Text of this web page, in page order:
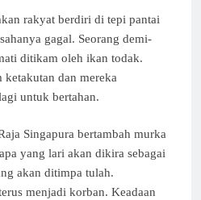
rakyat berdiri di tepi pantai
gagal. Seorang demi-
ditikam oleh ikan todak.
ketakutan dan mereka
untuk bertahan.
Singapura bertambah murka
yang lari akan dikira sebagai
akan ditimpa tulah.
menjadi korban. Keadaan